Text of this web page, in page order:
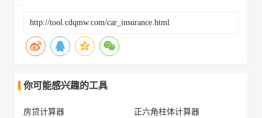
你可能感兴趣的工具
房贷计算器
正六角柱体计算器